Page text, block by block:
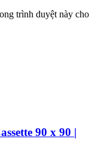
trình duyệt này cho
90 x 90 |